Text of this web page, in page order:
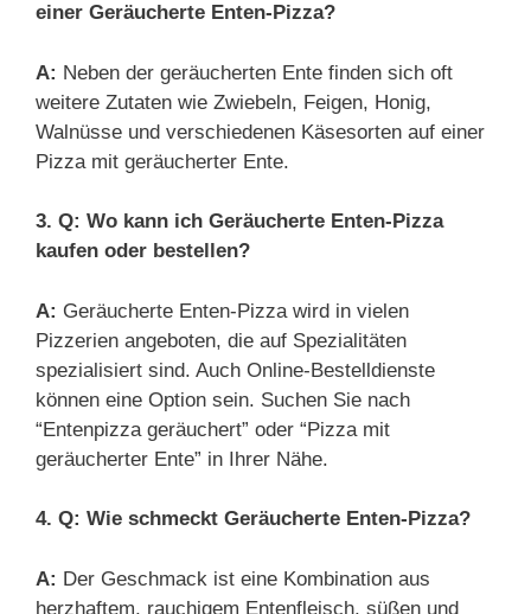
einer Geräucherte Enten-Pizza?
A: Neben der geräucherten Ente finden sich oft
weitere Zutaten wie Zwiebeln, Feigen, Honig,
Walnüsse und verschiedenen Käsesorten auf einer
Pizza mit geräucherter Ente.
3. Q: Wo kann ich Geräucherte Enten-Pizza
kaufen oder bestellen?
A: Geräucherte Enten-Pizza wird in vielen
Pizzerien angeboten, die auf Spezialitäten
spezialisiert sind. Auch Online-Bestelldienste
können eine Option sein. Suchen Sie nach
“Entenpizza geräuchert” oder “Pizza mit
geräucherter Ente” in Ihrer Nähe.
4. Q: Wie schmeckt Geräucherte Enten-Pizza?
A: Der Geschmack ist eine Kombination aus
herzhaftem, rauchigem Entenfleisch, süßen und